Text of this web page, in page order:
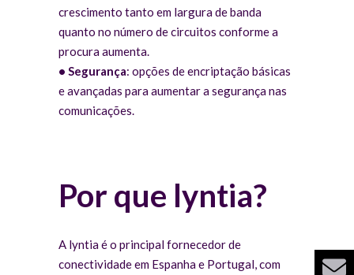
crescimento tanto em largura de banda
quanto no número de circuitos conforme a
procura aumenta.
• Segurança: opções de encriptação básicas
e avançadas para aumentar a segurança nas
comunicações.
Por que lyntia?
A lyntia é o principal fornecedor de
conectividade em Espanha e Portugal, com